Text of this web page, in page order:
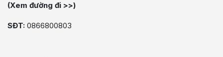
(Xem đường đi >>)
SĐT: 0866800803